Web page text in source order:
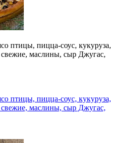
птицы, пицца-соус, кукуруза,
маслины, сыр Джугас,
птицы, пицца-соус, кукуруза,
маслины, сыр Джугас,